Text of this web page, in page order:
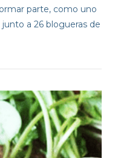
parte, como uno
a 26 blogueras de